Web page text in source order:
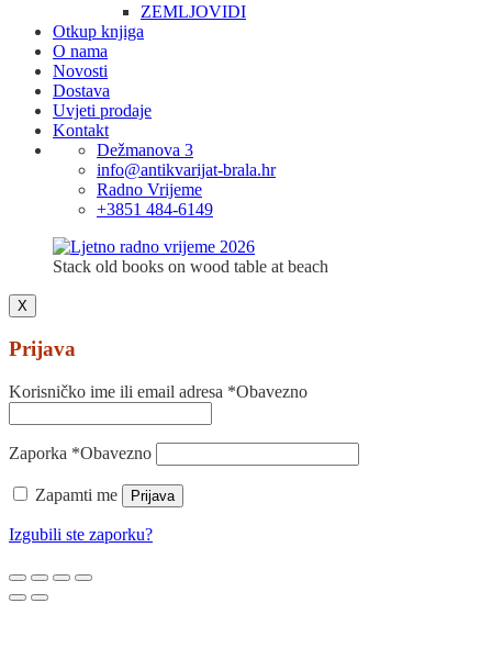
ZEMLJOVIDI
Otkup knjiga
O nama
Novosti
Dostava
Uvjeti prodaje
Kontakt
Dežmanova 3
info@antikvarijat-brala.hr
Radno Vrijeme
+3851 484-6149
Stack old books on wood table at beach
X
Prijava
Korisničko ime ili email adresa *Obavezno
Zaporka *Obavezno
Zapamti me Prijava
Izgubili ste zaporku?